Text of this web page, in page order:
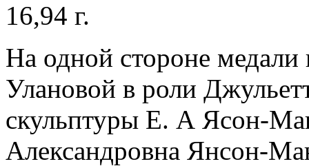
16,94 г.
На одной стороне
Улановой в роли
скульптуры Е. А Ясон-
Александровна Янсон-